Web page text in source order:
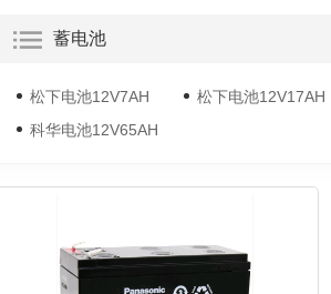
蓄电池
松下电池12V7AH 松下电池12V17AH
科华电池12V65AH